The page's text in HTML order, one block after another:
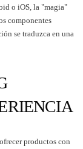
o iOS, la "magia"
componentes
se traduzca en una
productos con